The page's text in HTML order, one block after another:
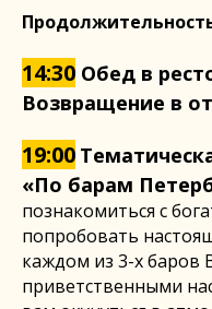
14:30 Обед в
Возвращение в
19:00
«По барам
познакомиться с
попробовать
каждом из 3-х баров
приветственными